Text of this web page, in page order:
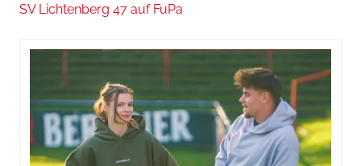
SV Lichtenberg 47 auf FuPa